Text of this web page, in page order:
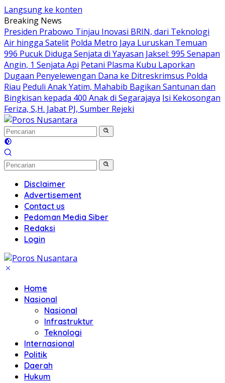
Langsung ke konten
Breaking News
Presiden Prabowo Tinjau Inovasi BRIN, dari Teknologi
Air hingga Satelit Polda Metro Jaya Luruskan Temuan
996 Pucuk Diduga Senjata di Yayasan Jaksel: 995 Senapan
Angin, 1 Senjata Api Petani Plasma Kubu Laporkan
Dugaan Penyelewengan Dana ke Ditreskrimsus Polda
Riau Peduli Anak Yatim, Mahabib Bagikan Santunan dan
Bingkisan kepada 400 Anak di Segarajaya Isi Kekosongan
Feriza, S,H. Jabat PJ, Sumber Rejeki
Disclaimer
Advertisement
Contact us
Pedoman Media Siber
Redaksi
Login
Home
Nasional
Nasional
Infrastruktur
Teknologi
Internasional
Politik
Daerah
Hukum